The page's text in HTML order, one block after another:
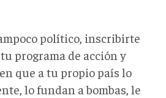
político, inscribirte
programa de acción y
que a tu propio país lo
lo fundan a bombas, le